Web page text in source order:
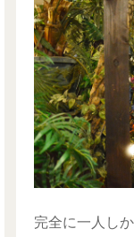
完全に一人し